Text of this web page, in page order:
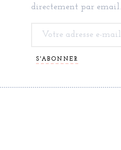
directement par email.
S'ABONNER